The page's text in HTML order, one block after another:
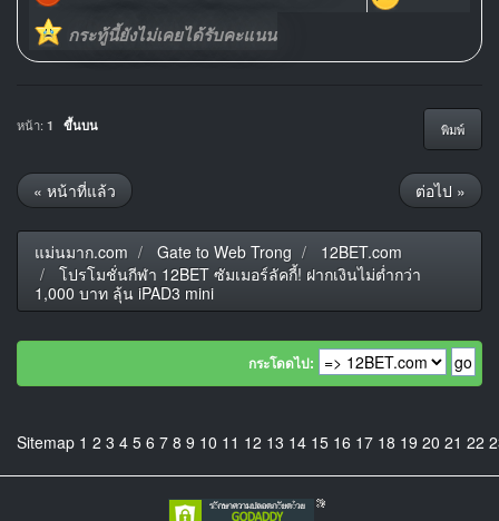
กระทู้นี้ยังไม่เคยได้รับคะแนน
พิมพ์
หน้า: 1 ขึ้นบน
« หน้าที่แล้ว ต่อไป »
แม่นมาก.com Gate to Web Trong
12BET.com
โปรโมชั่นกีฬา 12BET ซัมเมอร์ลัคกี้! ฝากเงินไม่ต่ำกว่า
1,000 บาท ลุ้น iPAD3 mini
กระโดดไป:
Sitemap 1 2 3 4 5 6 7 8 9 10 11 12 13 14 15 16 17 18 19 20 21 22